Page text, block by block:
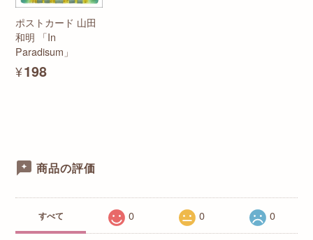
ポストカード 山田
和明 「In
Paradisum」
¥198
商品の評価
すべて 0 0 0